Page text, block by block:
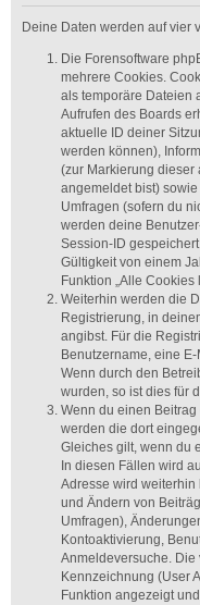
Deine Daten werden auf vier
Die Forensoftware
mehrere Cookies.
als temporäre Dateien
Aufrufen des Boards
aktuelle ID deiner
werden können),
(zur Markierung dieser
angemeldet bist)
Umfragen (sofern du
werden deine
Session-ID
Gültigkeit von einem
Funktion „Alle Cookies
Weiterhin werden die
Registrierung, in
angibst. Für die
Benutzername, eine
Wenn durch den
wurden, so ist dies für
Wenn du einen
werden die dort
Gleiches gilt, wenn du
In diesen Fällen wird
Adresse wird
und Ändern von
Umfragen),
Kontoaktivierung,
Anmeldeversuche.
Kennzeichnung (User
Funktion angezeigt